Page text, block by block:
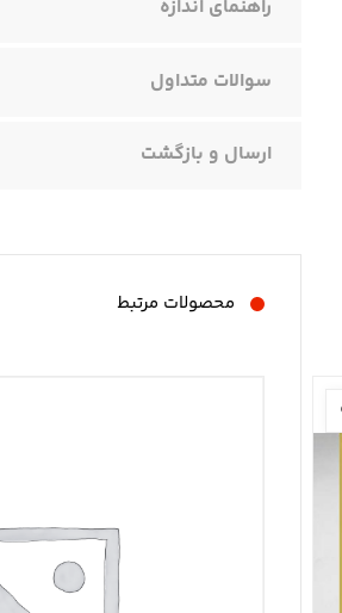
راهنمای اندازه
سوالات متداول
ارسال و بازگشت
محصولات مرتبط